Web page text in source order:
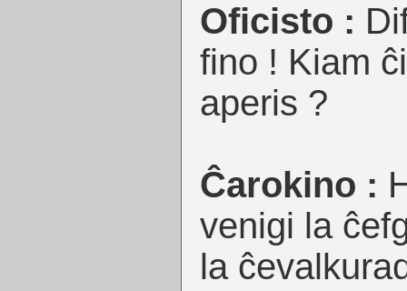
Oficisto :
fino ! Kiam
aperis ?
Ĉarokino :
venigi la
la